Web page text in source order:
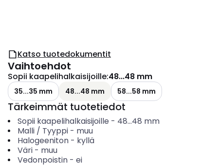
Katso tuotedokumentit
Vaihtoehdot
Sopii kaapelihalkaisijoille:48...48 mm
35...35 mm 48...48 mm 58...58 mm
Tärkeimmät tuotetiedot
Sopii kaapelihalkaisijoille - 48...48 mm
Malli / Tyyppi- muu
Halogeeniton- kyllä
Väri- muu
Vedonpoistin- ei